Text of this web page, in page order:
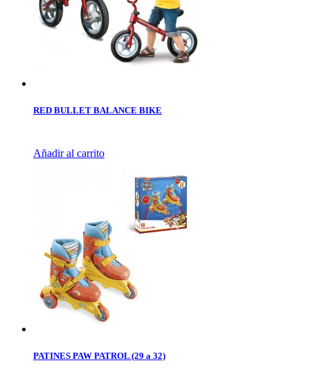
RED BULLET BALANCE BIKE
Añadir al carrito
PATINES PAW PATROL (29 a 32)